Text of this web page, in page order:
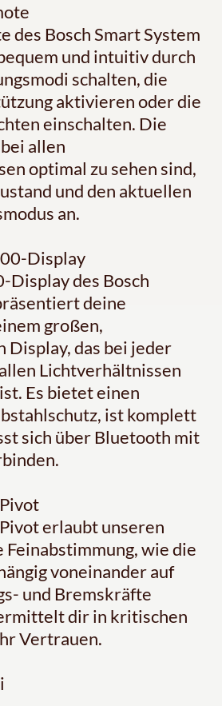
des Bosch Smart System
und intuitiv durch
schalten, die
aktivieren oder die
einschalten. Die
allen
optimal zu sehen sind,
und den aktuellen
an.
Display
Display des Bosch
deine
großen,
Display, das bei jeder
Lichtverhältnissen
Es bietet einen
ist komplett
sich über Bluetooth mit
erlaubt unseren
Feinabstimmung, wie die
voneinander auf
und Bremskräfte
dir in kritischen
Vertrauen.